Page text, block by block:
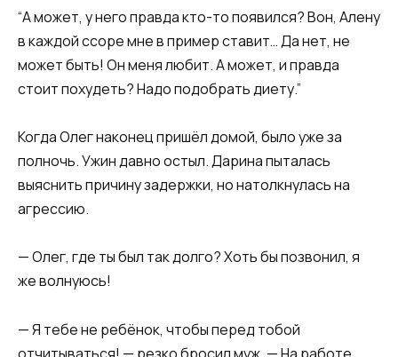
“А может, у него правда кто-то появился? Вон, Алену
в каждой ссоре мне в пример ставит… Да нет, не
может быть! Он меня любит. А может, и правда
стоит похудеть? Надо подобрать диету.”
Когда Олег наконец пришёл домой, было уже за
полночь. Ужин давно остыл. Дарина пыталась
выяснить причину задержки, но натолкнулась на
агрессию.
— Олег, где ты был так долго? Хоть бы позвонил, я
же волнуюсь!
— Я тебе не ребёнок, чтобы перед тобой